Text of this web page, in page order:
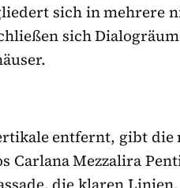
sich in mehrere
sich
entfernt, gibt die
Carlana Mezzalira